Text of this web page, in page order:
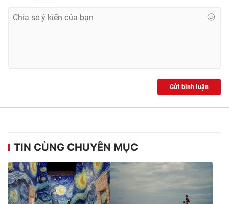
Gửi bình luận
TIN CÙNG CHUYÊN MỤC